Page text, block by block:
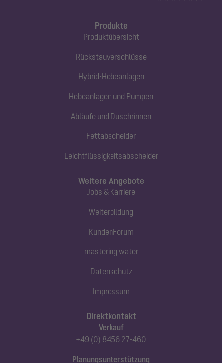
Produkte
Produktübersicht
Rückstauverschlüsse
Hybrid-Hebeanlagen
Hebeanlagen und Pumpen
Abläufe und Duschrinnen
Fettabscheider
Leichtflüssigkeitsabscheider
Direktkontakt
Verkauf
+49 (0) 8456 27-460
Planungsunterstützung
Weitere Angebote
Jobs & Karriere
Weiterbildung
KundenForum
mastering water
Datenschutz
Impressum